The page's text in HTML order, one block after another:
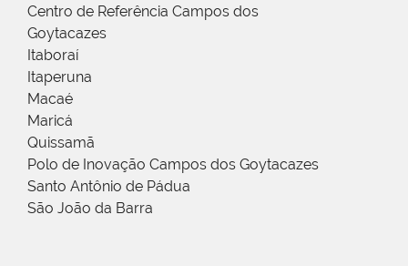
Centro de Referência Campos dos
Goytacazes
Itaboraí
Itaperuna
Macaé
Maricá
Quissamã
Polo de Inovação Campos dos Goytacazes
Santo Antônio de Pádua
São João da Barra